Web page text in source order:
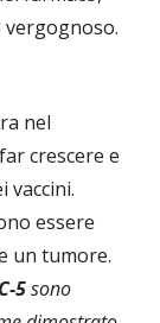
vergognoso.
nel
crescere e
vaccini.
essere
un tumore.
5sono